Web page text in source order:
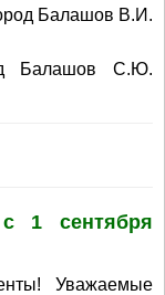
Балашов В.И.
Балашов С.Ю.
1 сентября
Уважаемые